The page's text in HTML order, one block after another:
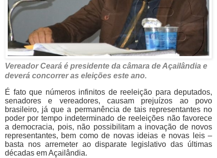
Vereador Ceará é presidente da câmara de Açailândia e
deverá concorrer as eleições este ano.
É fato que números infinitos de reeleição para deputados,
senadores e vereadores, causam prejuízos ao povo
brasileiro, já que a permanência de tais representantes no
poder por tempo indeterminado de reeleições não favorece
a democracia, pois, não possibilitam a inovação de novos
representantes, bem como de novas ideias e novas leis –
basta nos arremeter ao disparate legislativo das últimas
décadas em Açailândia.